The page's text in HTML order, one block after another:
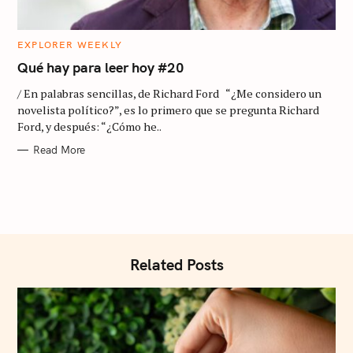
C
T
E
O
I
E
EXPLORER WEEKLY
Qué hay para leer hoy #20
/ En palabras sencillas, de Richard Ford “¿Me considero un
novelista político?”, es lo primero que se pregunta Richard
Ford, y después: “¿Cómo he..
Read More
Related Posts
e
a
r